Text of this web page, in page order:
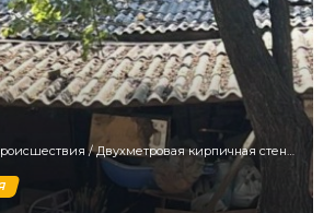
/Двухметровая кирпичная стена рухнула на детей в Краснодаре